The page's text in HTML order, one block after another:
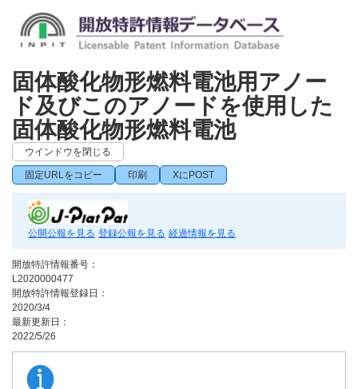
固体酸化物形燃料電池用アノー
ド及びこのアノードを使用した
固体酸化物形燃料電池
ウインドウを閉じる
固定URLをコピー 印刷 XにPOST
公開公報を見る 登録公報を見る 経過情報を見る
開放特許情報番号：
L2020000477
開放特許情報登録日：
2020/3/4
最新更新日：
2022/5/26